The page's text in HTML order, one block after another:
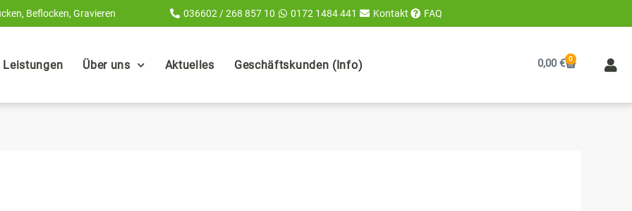
Beflocken, Gravieren 036602 / 268 857 10 0172 1484 441 Kontakt FAQ
Leistungen Über uns Aktuelles Geschäftskunden (Info) 0,00€ 0
Warenkorb